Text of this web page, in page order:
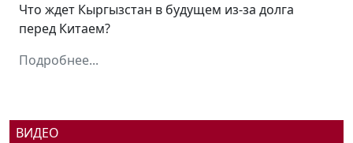
Что ждет Кыргызстан в будущем из-за долга
перед Китаем?
Подробнее...
ВИДЕО